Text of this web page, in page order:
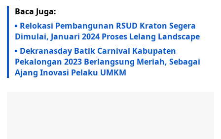
Baca Juga:
Relokasi Pembangunan RSUD Kraton Segera
Dimulai, Januari 2024 Proses Lelang Landscape
Dekranasday Batik Carnival Kabupaten
Pekalongan 2023 Berlangsung Meriah, Sebagai
Ajang Inovasi Pelaku UMKM